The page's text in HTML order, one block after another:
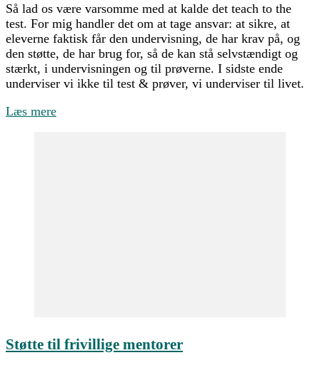
Så lad os være varsomme med at kalde det teach to the
test. For mig handler det om at tage ansvar: at sikre, at
eleverne faktisk får den undervisning, de har krav på, og
den støtte, de har brug for, så de kan stå selvstændigt og
stærkt, i undervisningen og til prøverne. I sidste ende
underviser vi ikke til test & prøver, vi underviser til livet.
Læs mere
Støtte til frivillige mentorer